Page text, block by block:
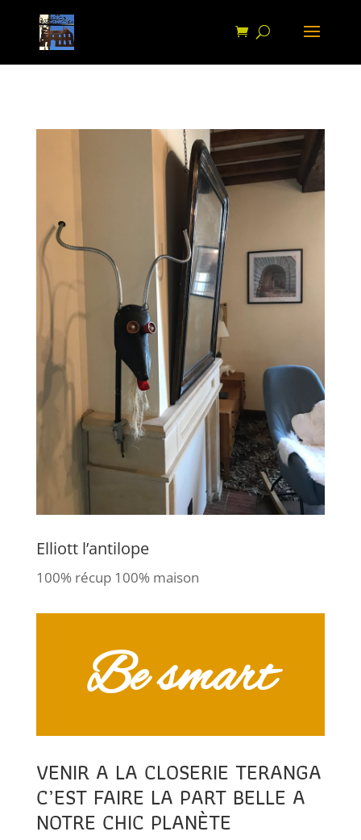
Elliott l’antilope
100% récup 100% maison
Be smart
VENIR A LA CLOSERIE TERANGA
C’EST FAIRE LA PART BELLE A
NOTRE CHIC PLANÈTE